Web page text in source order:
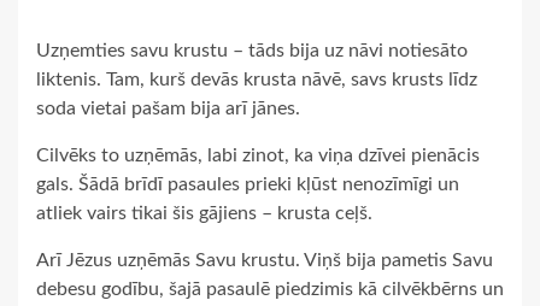
Uzņemties savu krustu – tāds bija uz nāvi notiesāto
liktenis. Tam, kurš devās krusta nāvē, savs krusts līdz
soda vietai pašam bija arī jānes.
Cilvēks to uzņēmās, labi zinot, ka viņa dzīvei pienācis
gals. Šādā brīdī pasaules prieki kļūst nenozīmīgi un
atliek vairs tikai šis gājiens – krusta ceļš.
Arī Jēzus uzņēmās Savu krustu. Viņš bija pametis Savu
debesu godību, šajā pasaulē piedzimis kā cilvēkbērns un